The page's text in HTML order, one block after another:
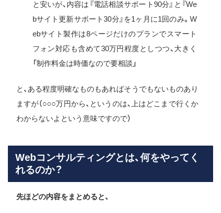
と安いが、内容は『電話相談サポート90分』と『We
bサイト更新サポート30分』を1ヶ月に1回のみ。W
ebサイト製作は8ページだけのプランでスマート
フォン対応も含めて30万円程度としつつ、大きく
「制作料金は時価なので要相談」
と、ある程度明確なものもあればそうでもないものあり
ますが（○○○万円から、というのは、上はどこまで行くか
わからないよという意味ですので）
Webコンサルティングとは、何をやってく
れるのか？
先ほどの内容をまとめると、